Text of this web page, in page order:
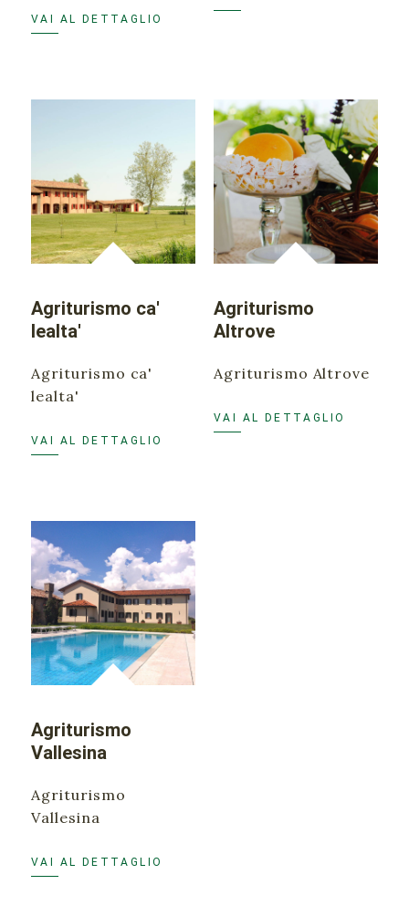
VAI AL DETTAGLIO
Agriturismo ca'
lealta'
Agriturismo ca'
lealta'
VAI AL DETTAGLIO
Agriturismo
Altrove
Agriturismo Altrove
VAI AL DETTAGLIO
Agriturismo
Vallesina
Agriturismo
Vallesina
VAI AL DETTAGLIO